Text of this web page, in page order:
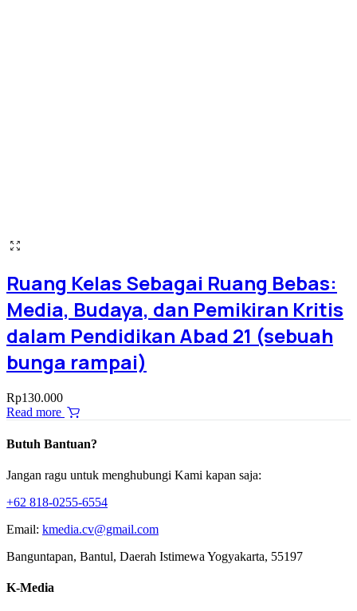
Ruang Kelas Sebagai Ruang Bebas:
Media, Budaya, dan Pemikiran Kritis
dalam Pendidikan Abad 21 (sebuah
bunga rampai)
Rp130.000
Read more
Butuh Bantuan?
Jangan ragu untuk menghubungi Kami kapan saja:
+62 818-0255-6554
Email: kmedia.cv@gmail.com
Banguntapan, Bantul, Daerah Istimewa Yogyakarta, 55197
K-Media